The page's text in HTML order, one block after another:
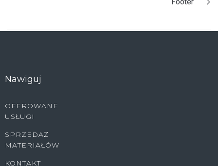
Nawiguj
OFEROWANE
USŁUGI
SPRZEDAŻ
MATERIAŁÓW
KONTAKT